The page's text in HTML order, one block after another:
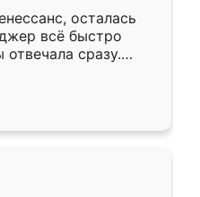
осталась
всё быстро
сразу.
подошёл к
Собрали
аккуратно, даже